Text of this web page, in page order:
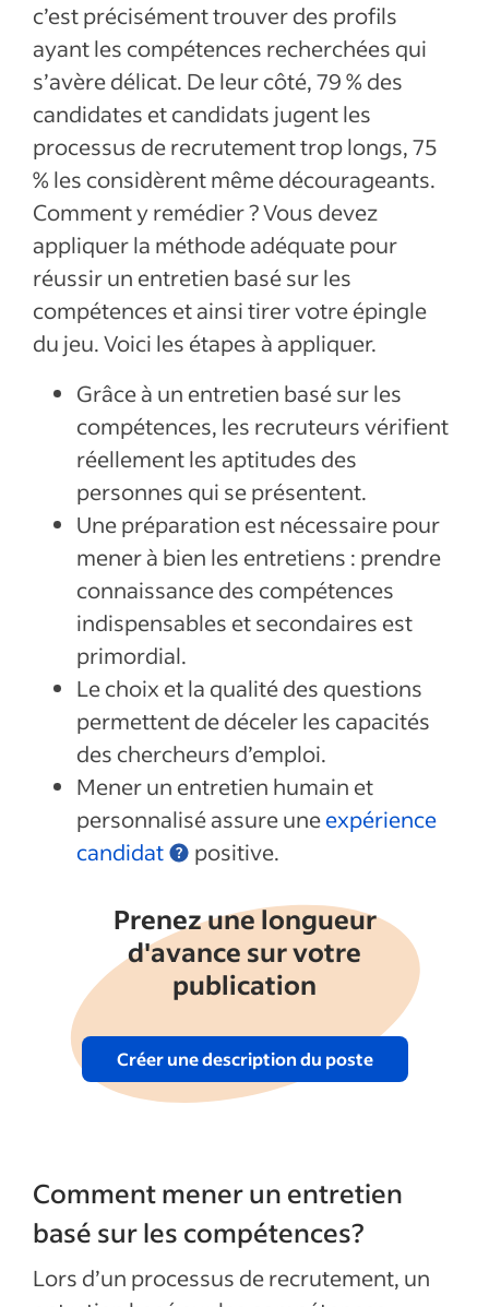
c’est précisément trouver des profils
ayant les compétences recherchées qui
s’avère délicat. De leur côté, 79 % des
candidates et candidats jugent les
processus de recrutement trop longs, 75
% les considèrent même décourageants.
Comment y remédier ? Vous devez
appliquer la méthode adéquate pour
réussir un entretien basé sur les
compétences et ainsi tirer votre épingle
du jeu. Voici les étapes à appliquer.
Grâce à un entretien basé sur les
compétences, les recruteurs vérifient
réellement les aptitudes des
personnes qui se présentent.
Une préparation est nécessaire pour
mener à bien les entretiens : prendre
connaissance des compétences
indispensables et secondaires est
primordial.
Le choix et la qualité des questions
permettent de déceler les capacités
des chercheurs d’emploi.
Mener un entretien humain et
personnalisé assure uneexpérience
candidat
positive.
Prenez une longueur
d'avance sur votre
publication
Créer une description du poste
Comment mener un entretien
basé sur les compétences?
Lors d’un processus de recrutement, un